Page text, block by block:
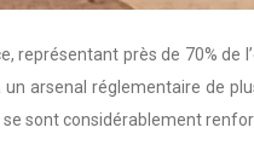
près de 70% de
arsenal réglementaire de
sont considérablement